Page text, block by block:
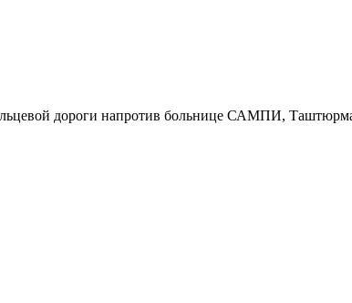
дороги напротив больнице САМПИ,